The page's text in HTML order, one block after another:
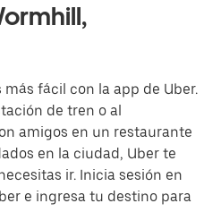
fácil con la app de Uber.
de tren o al
amigos en un restaurante
en la ciudad, Uber te
ir. Inicia sesión en
e ingresa tu destino para